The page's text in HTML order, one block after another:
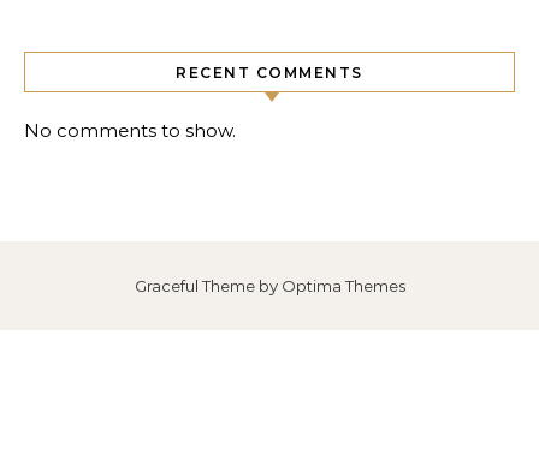
RECENT COMMENTS
No comments to show.
Graceful Theme by Optima Themes